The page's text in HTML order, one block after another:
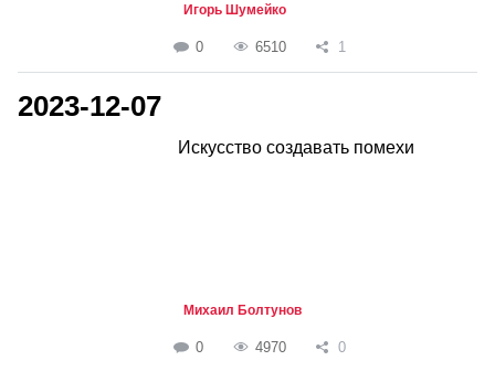
Игорь Шумейко
0 6510 1
2023-12-07
Искусство создавать помехи
Михаил Болтунов
0 4970 0